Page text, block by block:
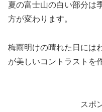
夏の富士山の白い部分は
方が変わります。
梅雨明けの晴れた日には
が美しいコントラストを
スポ